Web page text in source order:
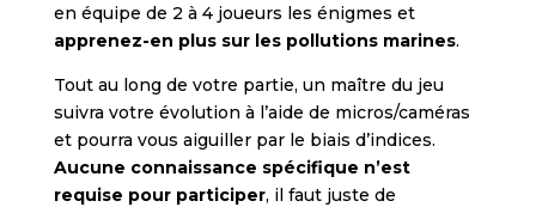
en équipe de 2 à 4 joueurs les énigmes et
apprenez-en plus sur les pollutions marines.
Tout au long de votre partie, un maître du jeu
suivra votre évolution à l’aide de micros/caméras
et pourra vous aiguiller par le biais d’indices.
Aucune connaissance spécifique n’est
requise pour participer, il faut juste de